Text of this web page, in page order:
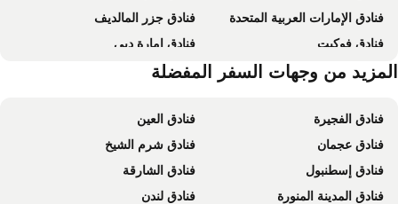
فنادق الإمارات العربية المتحدة
فنادق جزر المالديف
فنادق فوكيت
فنادق إمارة دبي
فنادق إمارة أبو ظبي
فنادق موريشيوسمن وجهات السفر المفضلة
فنادق الفجيرة
فنادق العين
فنادق عجمان
فنادق شرم الشيخ
فنادق إسطنبول
فنادق الشارقة
فنادق المدينة المنورة
فنادق لندن